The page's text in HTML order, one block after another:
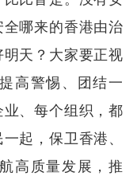
哪来的香港由治
天？大家要正视
高警惕、团结一
、每个组织，都
起，保卫香港、
高质量发展，推